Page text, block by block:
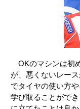
OKのマシンは初
が、悪くないレー
でタイヤの使い方
学び取ることがで